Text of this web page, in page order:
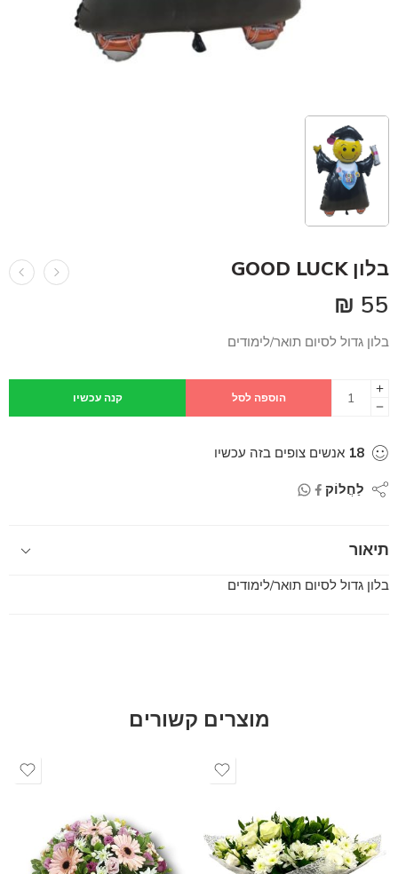
בלון GOOD LUCK
55
₪
בלון גדול לסיום תואר/לימודים
הוספה לסל קנה עכשיו
18 אנשים צופים בזה עכשיו
לַחֲלוֹק
תיאור
בלון גדול לסיום תואר/לימודים
מוצרים קשורים